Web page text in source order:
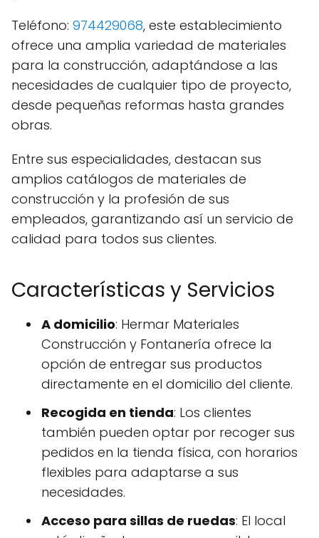
Teléfono: 974429068, este establecimiento
ofrece una amplia variedad de materiales
para la construcción, adaptándose a las
necesidades de cualquier tipo de proyecto,
desde pequeñas reformas hasta grandes
obras.
Entre sus especialidades, destacan sus
amplios catálogos de materiales de
construcción y la profesión de sus
empleados, garantizando así un servicio de
calidad para todos sus clientes.
Características y Servicios
A domicilio: Hermar Materiales
Construcción y Fontanería ofrece la
opción de entregar sus productos
directamente en el domicilio del cliente.
Recogida en tienda: Los clientes
también pueden optar por recoger sus
pedidos en la tienda física, con horarios
flexibles para adaptarse a sus
necesidades.
Acceso para sillas de ruedas: El local